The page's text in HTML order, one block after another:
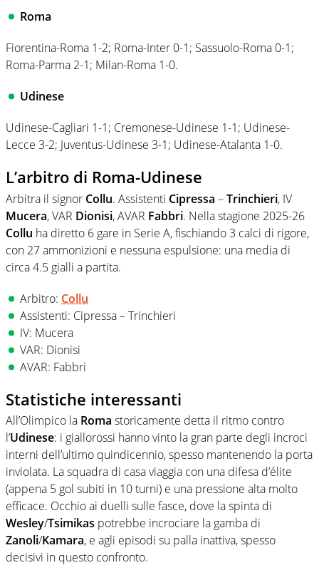
Roma
Fiorentina-Roma 1-2; Roma-Inter 0-1; Sassuolo-Roma 0-1;
Roma-Parma 2-1; Milan-Roma 1-0.
Udinese
Udinese-Cagliari 1-1; Cremonese-Udinese 1-1; Udinese-
Lecce 3-2; Juventus-Udinese 3-1; Udinese-Atalanta 1-0.
L’arbitro di Roma-Udinese
Arbitra il signor Collu. Assistenti Cipressa –Trinchieri, IV
Mucera, VAR Dionisi, AVAR Fabbri. Nella stagione 2025-26
Collu ha diretto 6 gare in Serie A, fischiando 3 calci di rigore,
con 27 ammonizioni e nessuna espulsione: una media di
circa 4.5 gialli a partita.
Arbitro: Collu
Assistenti: Cipressa – Trinchieri
IV: Mucera
VAR: Dionisi
AVAR: Fabbri
Statistiche interessanti
All’Olimpico la Roma storicamente detta il ritmo contro
l’Udinese: i giallorossi hanno vinto la gran parte degli incroci
interni dell’ultimo quindicennio, spesso mantenendo la porta
inviolata. La squadra di casa viaggia con una difesa d’élite
(appena 5 gol subiti in 10 turni) e una pressione alta molto
efficace. Occhio ai duelli sulle fasce, dove la spinta di
Wesley/Tsimikas potrebbe incrociare la gamba di
Zanoli/Kamara, e agli episodi su palla inattiva, spesso
decisivi in questo confronto.